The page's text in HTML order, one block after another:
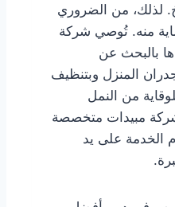
لذلك، من الضروري
منه. تُوصي شركة
بالبحث عن
المنزل وبتنظيف
من النمل
مبيدات متخصصة
الخدمة على يد